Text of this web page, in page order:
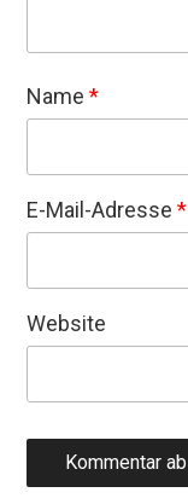
Name*
E-Mail-Adresse*
Website